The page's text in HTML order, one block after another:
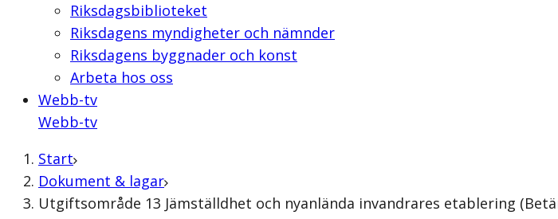
Riksdagsbiblioteket
Riksdagens myndigheter och nämnder
Riksdagens byggnader och konst
Arbeta hos oss
Webb-tv
Webb-tv
Start
Dokument & lagar
Utgiftsområde 13 Jämställdhet och nyanlända invandrares etablering